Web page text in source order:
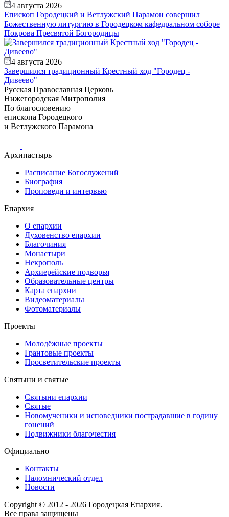
4 августа 2026
Епископ Городецкий и Ветлужский Парамон совершил
Божественную литургию в Городецком кафедральном соборе
Покрова Пресвятой Богородицы
4 августа 2026
Завершился традиционный Крестный ход "Городец -
Дивеево"
Русская Православная Церковь
Нижегородская Митрополия
По благословению
епископа Городецкого
и Ветлужского Парамона
Архипастырь
Расписание Богослужений
Биография
Проповеди и интервью
Епархия
О епархии
Духовенство епархии
Благочиния
Монастыри
Некрополь
Архиерейские подворья
Образовательные центры
Карта епархии
Видеоматериалы
Фотоматериалы
Проекты
Молодёжные проекты
Грантовые проекты
Просветительские проекты
Святыни и святые
Святыни епархии
Святые
Новомученики и исповедники пострадавшие в годину
гонений
Подвижники благочестия
Официально
Контакты
Паломнический отдел
Новости
Copyright © 2012 - 2026 Городецкая Епархия.
Все права защищены